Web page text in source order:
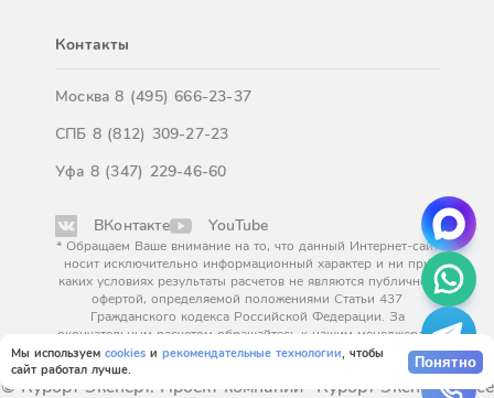
Мы используем cookies и рекомендательные технологии, чтобы
сайт работал лучше.
Понятно
Контакты
Москва8 (495) 666-23-37
СПБ 8 (812) 309-27-23
Уфа 8 (347) 229-46-60
ВКонтакте YouTube
* Обращаем Ваше внимание на то, что данный Интернет-сайт
носит исключительно информационный характер и ни при
каких условиях результаты расчетов не являются публичной
офертой, определяемой положениями Статьи 437
Гражданского кодекса Российской Федерации. За
окончательным расчетом обращайтесь к нашим менеджерам.
© Курорт Эксперт. Проект компании "Курорт Эксперт". Все